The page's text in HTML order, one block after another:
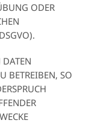
ODER
DATEN
BETREIBEN, SO